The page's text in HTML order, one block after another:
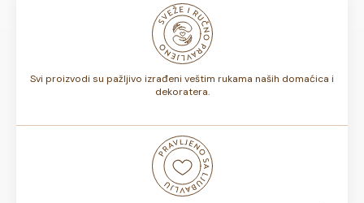
odnosno, da li sadrže voće ili ne, rok trajanja torte može
biti od 7 do 10 dana. Rok trajanja je istaknut na deklaraciji
Svi proizvodi su pažljivo izrađeni veštim rukama naših domaćica i
dekoratera.